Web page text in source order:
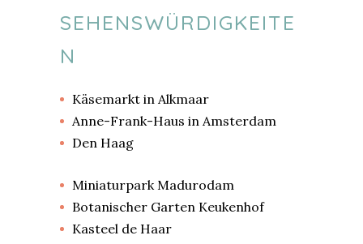
SEHENSWÜRDIGKEITE
N
Käsemarkt in Alkmaar
Anne-Frank-Haus in Amsterdam
Den Haag
Miniaturpark Madurodam
Botanischer Garten Keukenhof
Kasteel de Haar